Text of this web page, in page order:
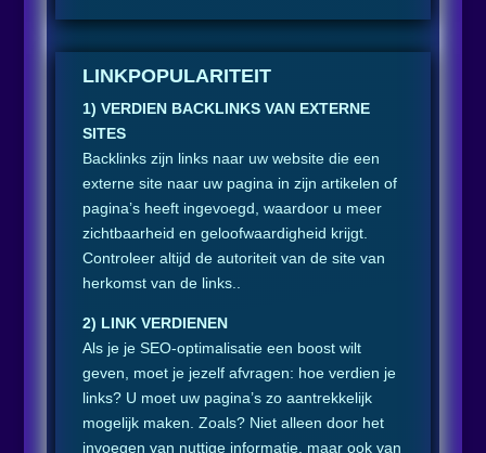
LINKPOPULARITEIT
1) VERDIEN BACKLINKS VAN EXTERNE
SITES
Backlinks zijn links naar uw website die een
externe site naar uw pagina in zijn artikelen of
pagina’s heeft ingevoegd, waardoor u meer
zichtbaarheid en geloofwaardigheid krijgt.
Controleer altijd de autoriteit van de site van
herkomst van de links..
2) LINK VERDIENEN
Als je je SEO-optimalisatie een boost wilt
geven, moet je jezelf afvragen: hoe verdien je
links? U moet uw pagina’s zo aantrekkelijk
mogelijk maken. Zoals? Niet alleen door het
invoegen van nuttige informatie, maar ook van